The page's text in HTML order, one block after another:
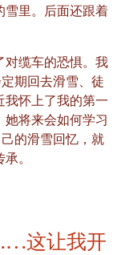
雪里。后面还跟着
对缆车的恐惧。我
期回去滑雪、徒
我怀上了我的第一
将来会如何学习
的滑雪回忆，就
承。
这让我开